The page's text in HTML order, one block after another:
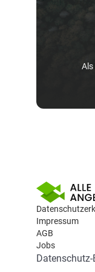
Als
Impressum
AGB
Jobs